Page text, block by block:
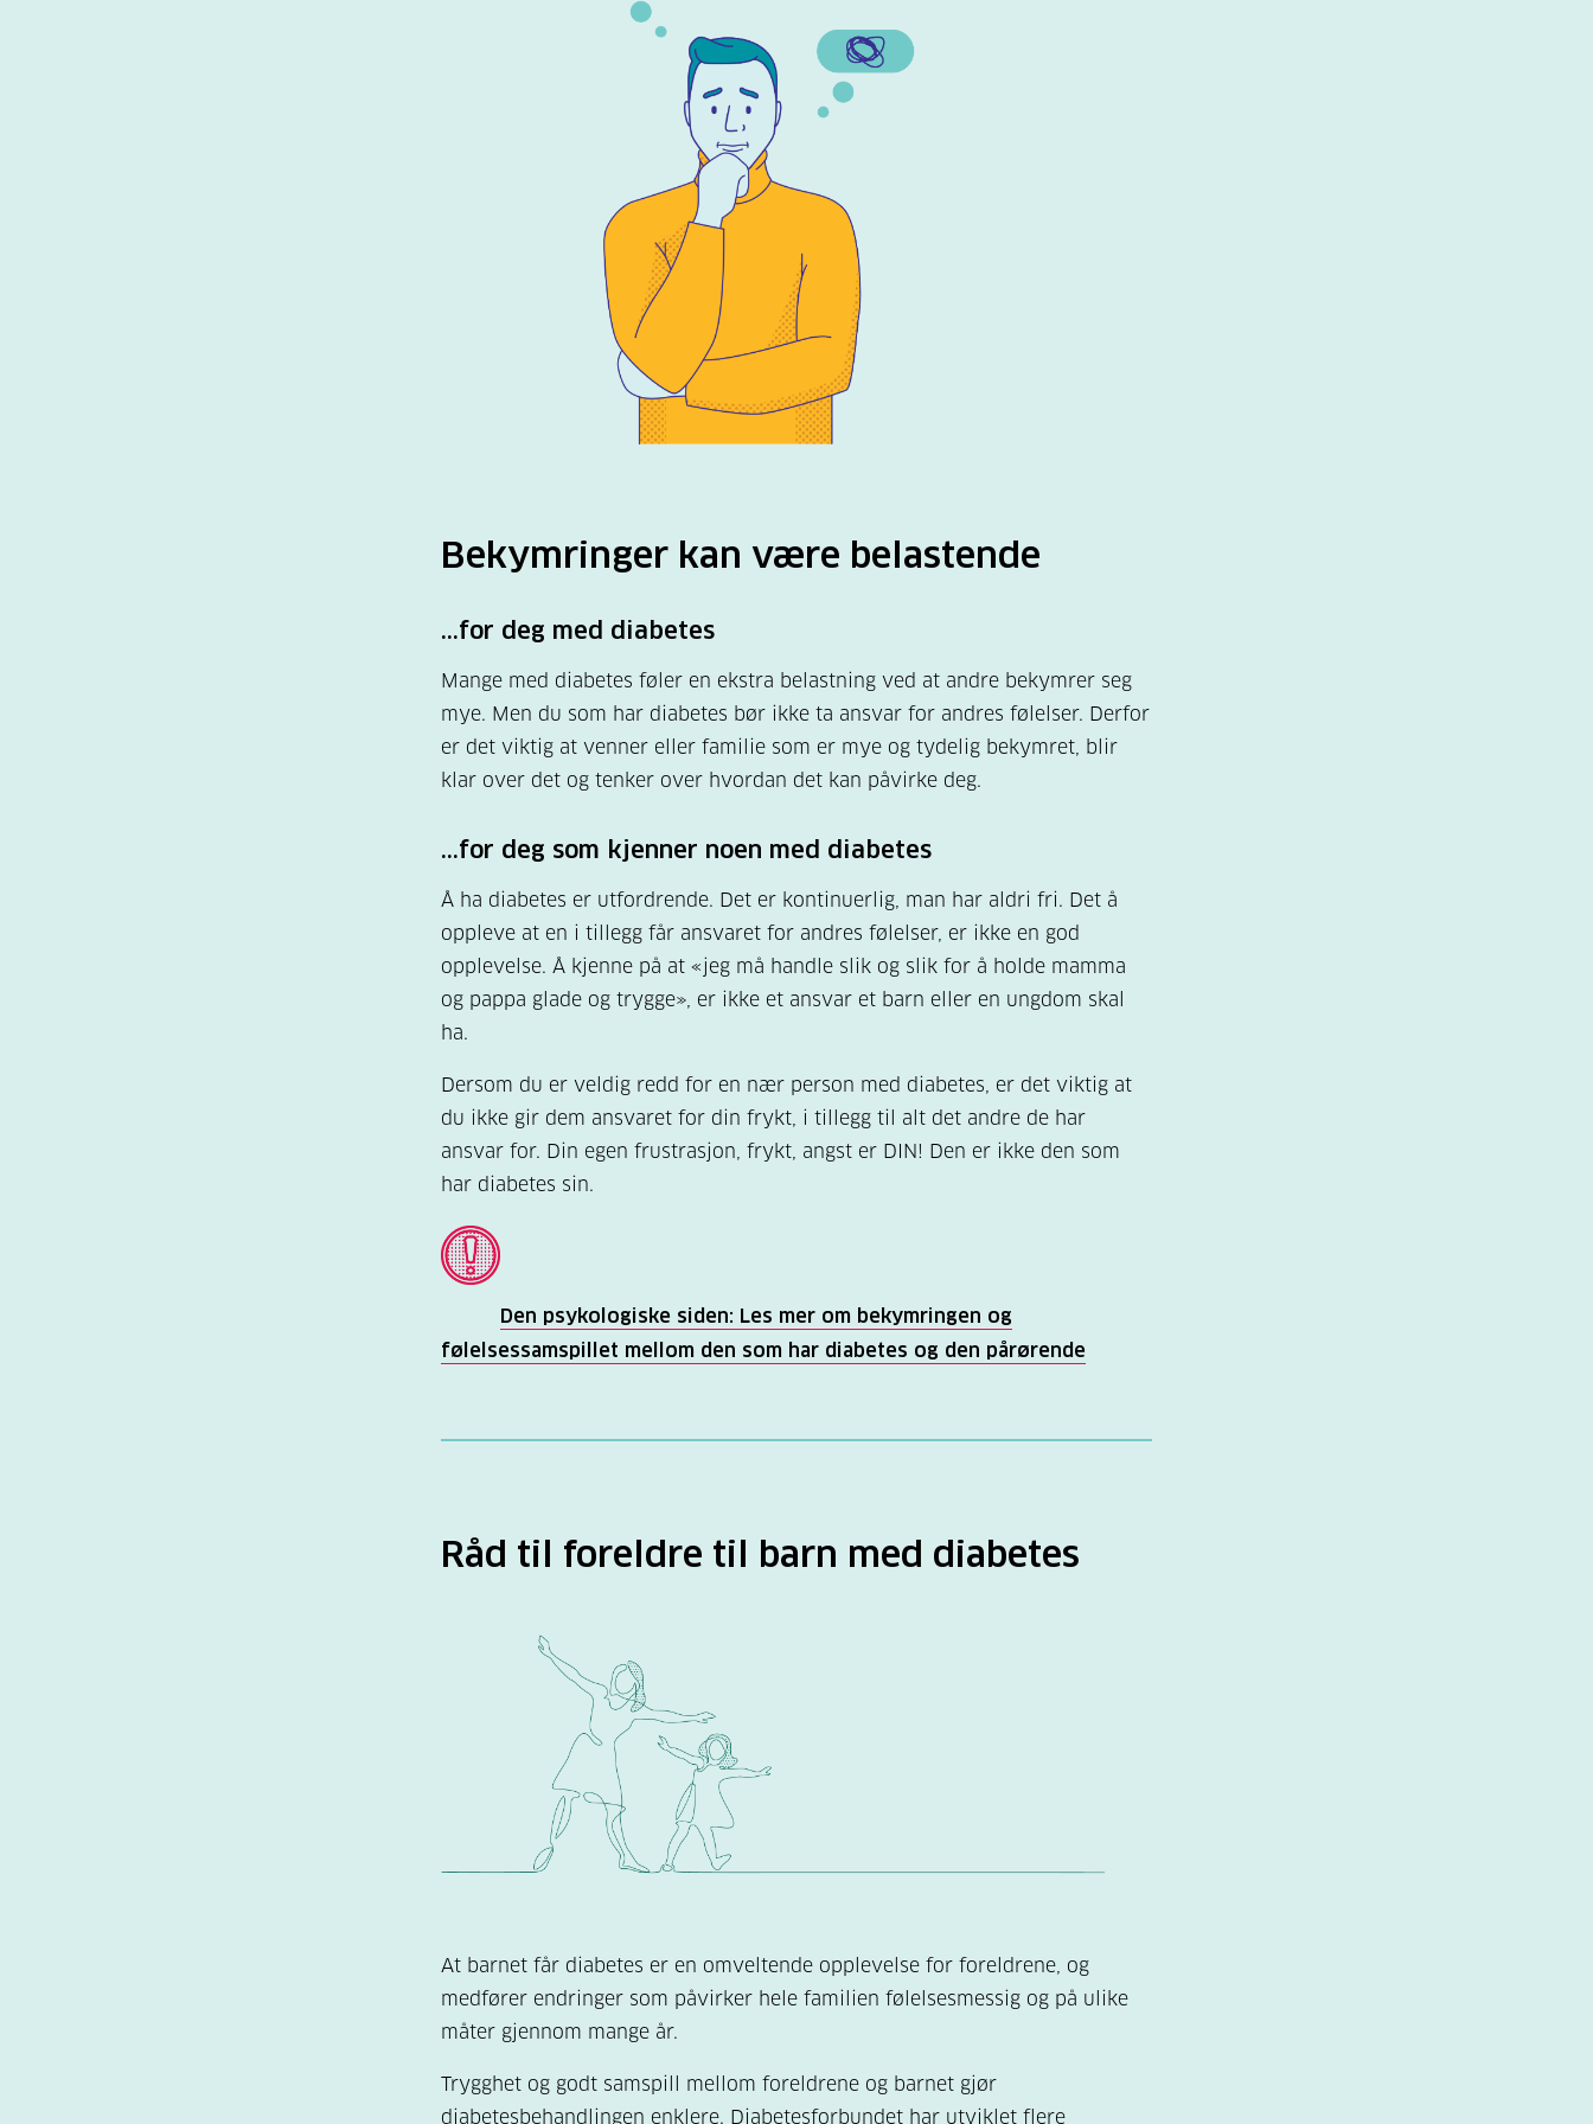
negative historier fører ikke noe godt med seg. Personer med godt
regulert diabetes har gode sjanser for å leve lange og sunne liv.
4. Ikke bli skremt når personen med diabetes måler blodsukkeret
Det er ikke alltid så stas å måtte gjøre målinger eller sette insulin, men
det er helt nødvendig. Det er faktisk nødvendig å gjøre det flere
ganger om dagen, og da er det fint å ikke føle at det er noe man må
skjule for å ta hensyn til andre.
5. Ikke smugtitt eller kom med kommentarer på personens
blodsukkerverdier uten å ha fått tillatelse
Sunne vaner er jo bra for alle! Gjør det til et samarbeid mellom deg og
personen med diabetes.
7. Spør hvordan du kan være en best mulig støtte
Du kan sikkert være til hjelp eller støtte på flere måter. Det kan også
hva personen trenger, så unngår dere misforståelser, og du får en
bedre mulighet til å være den trygge personen du ønsker å være.
8. Tilby trygghet og oppmuntring
To viktige stikkord for å være en god støtte er å være trygg og
oppmuntrende uansett situasjon.
Bekymringer kan være belastende
...for deg med diabetes
Mange med diabetes føler en ekstra belastning ved at andre bekymrer seg
mye. Men du som har diabetes bør ikke ta ansvar for andres følelser. Derfor
er det viktig at venner eller familie som er mye og tydelig bekymret, blir
klar over det og tenker over hvordan det kan påvirke deg.
...for deg som kjenner noen med diabetes
Å ha diabetes er utfordrende. Det er kontinuerlig, man har aldri fri. Det å
oppleve at en i tillegg får ansvaret for andres følelser, er ikke en god
opplevelse. Å kjenne på at «jeg må handle slik og slik for å holde mamma
og pappa glade og trygge», er ikke et ansvar et barn eller en ungdom skal
ha.
Dersom du er veldig redd for en nær person med diabetes, er det viktig at
du ikke gir dem ansvaret for din frykt, i tillegg til alt det andre de har
ansvar for. Din egen frustrasjon, frykt, angst er DIN! Den er ikke den som
har diabetes sin.
Den psykologiske siden: Les mer om bekymringen og
følelsessamspillet mellom den som har diabetes og den pårørende
Råd til foreldre til barn med diabetes
At barnet får diabetes er en omveltende opplevelse for foreldrene, og
medfører endringer som påvirker hele familien følelsesmessig og på ulike
måter gjennom mange år.
Trygghet og godt samspill mellom foreldrene og barnet gjør
diabetesbehandlingen enklere. Diabetesforbundet har utviklet flere